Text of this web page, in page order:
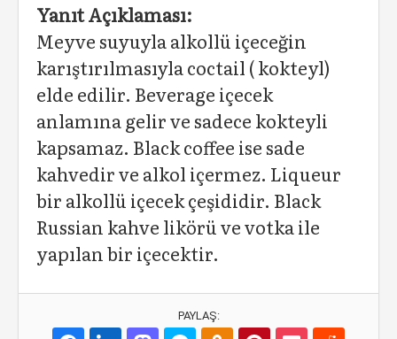
Yanıt Açıklaması:
Meyve suyuyla alkollü içeceğin
karıştırılmasıyla coctail ( kokteyl)
elde edilir. Beverage içecek
anlamına gelir ve sadece kokteyli
kapsamaz. Black coffee ise sade
kahvedir ve alkol içermez. Liqueur
bir alkollü içecek çeşididir. Black
Russian kahve likörü ve votka ile
yapılan bir içecektir.
PAYLAŞ: